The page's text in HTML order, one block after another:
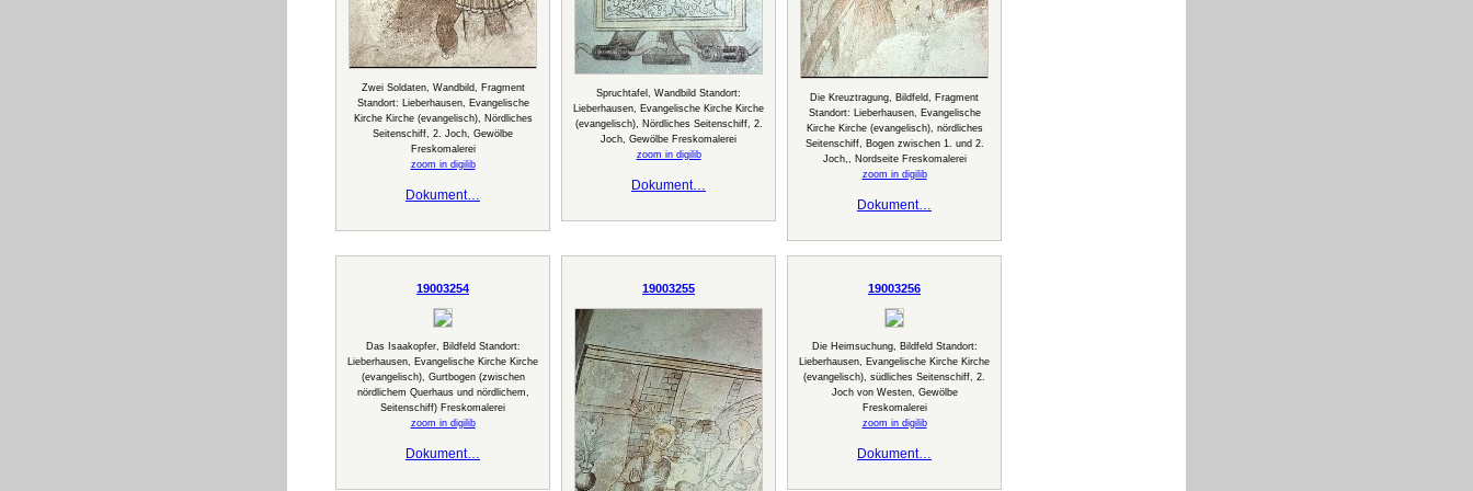
Zwei Soldaten, Wandbild, Fragment
Standort: Lieberhausen, Evangelische
Kirche Kirche (evangelisch), Nördliches
Seitenschiff, 2. Joch, Gewölbe
Freskomalerei
zoom in digilib
Dokument…
Spruchtafel, Wandbild Standort:
Lieberhausen, Evangelische Kirche Kirche
(evangelisch), Nördliches Seitenschiff, 2.
Joch, Gewölbe Freskomalerei
zoom in digilib
Dokument…
Die Kreuztragung, Bildfeld, Fragment
Standort: Lieberhausen, Evangelische
Kirche Kirche (evangelisch), nördliches
Seitenschiff, Bogen zwischen 1. und 2.
Joch,, Nordseite Freskomalerei
zoom in digilib
Dokument…
19003254
Das Isaakopfer, Bildfeld Standort:
Lieberhausen, Evangelische Kirche Kirche
(evangelisch), Gurtbogen (zwischen
nördlichem Querhaus und nördlichem,
Seitenschiff) Freskomalerei
zoom in digilib
Dokument…
19003255 19003256
Die Heimsuchung, Bildfeld Standort:
Lieberhausen, Evangelische Kirche Kirche
(evangelisch), südliches Seitenschiff, 2.
Joch von Westen, Gewölbe
Freskomalerei
zoom in digilib
Dokument…